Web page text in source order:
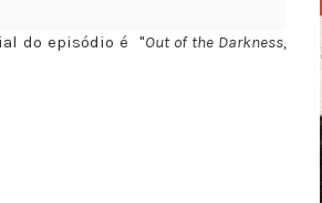
do episódio é "Out of the Darkness,